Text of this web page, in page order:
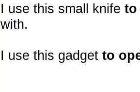
I use this small knife to
with.
I use this gadgetto